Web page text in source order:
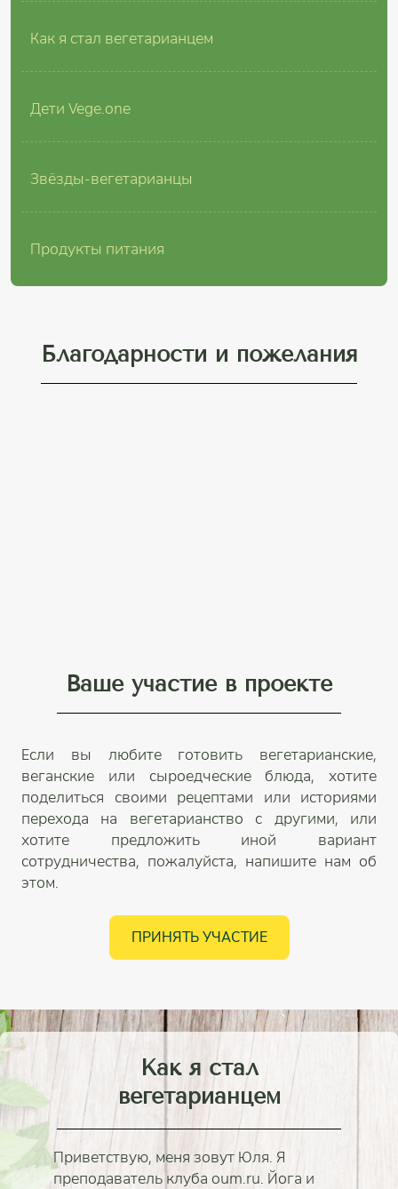
Как я стал вегетарианцем
Дети Vege.one
Звёзды-вегетарианцы
Продукты питания
Благодарности и пожелания
Ваше участие в проекте
Если вы любите готовить вегетарианские,
веганские или сыроедческие блюда, хотите
поделиться своими рецептами или историями
перехода на вегетарианство с другими, или
хотите предложить иной вариант
сотрудничества, пожалуйста, напишите нам об
этом.
ПРИНЯТЬ УЧАСТИЕ
Как я стал
вегетарианцем
Приветствую, меня зовут Юля. Я
преподаватель клуба oum.ru. Йога и